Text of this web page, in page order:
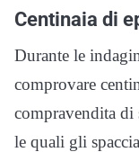
Centinaia di
Durante le
comprovare
compravendita di
le quali gli